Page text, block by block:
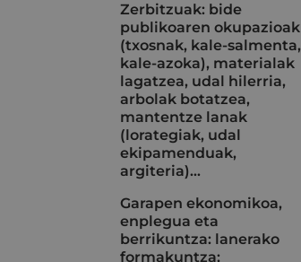
Zerbitzuak: bide
publikoaren okupazioak
(txosnak, kale-salmenta,
kale-azoka), materialak
lagatzea, udal hilerria,
arbolak botatzea,
mantentze lanak
(lorategiak, udal
ekipamenduak,
argiteria)...
Garapen ekonomikoa,
enplegua eta
berrikuntza: lanerako
formakuntza;